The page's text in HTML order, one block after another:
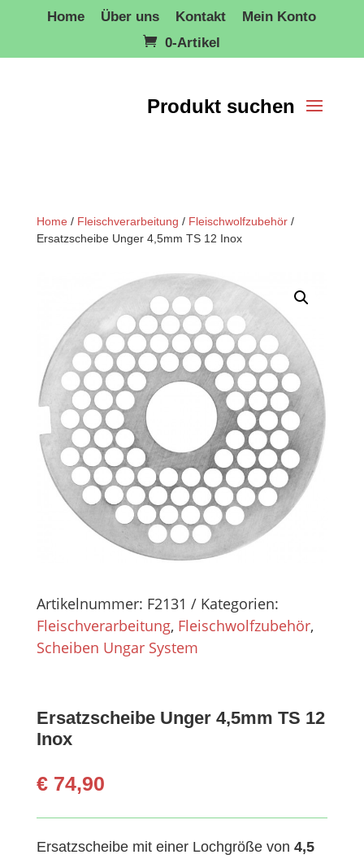
Home Über uns Kontakt
Mein Konto
0-Artikel
Home / Fleischverarbeitung / Fleischwolfzubehör/
Ersatzscheibe Unger 4,5mm TS 12 Inox
Artikelnummer: F2131
Kategorien:
Fleischverarbeitung, Fleischwolfzubehör,
Scheiben Ungar System
Ersatzscheibe Unger 4,5mm TS 12
Inox
€74,90
Ersatzscheibe mit einer Lochgröße von 4,5